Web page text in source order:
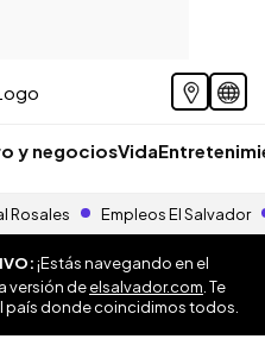
y negociosVida
Rosales Empleos El Salvador
¡Estás navegando en el
versión deelsalvador.com . Te
país donde coincidimos todos.